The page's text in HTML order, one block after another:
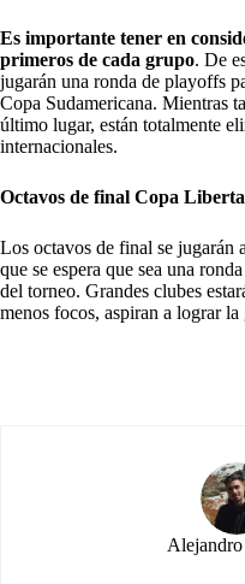
Es importante tener en
primeros de cada grupo. De
jugarán una ronda de playoffs
Copa Sudamericana. Mientras
último lugar, están totalmente
internacionales.
Octavos de final Copa
Los octavos de final se jugarán
que se espera que sea una
del torneo. Grandes clubes
menos focos, aspiran a lograr la